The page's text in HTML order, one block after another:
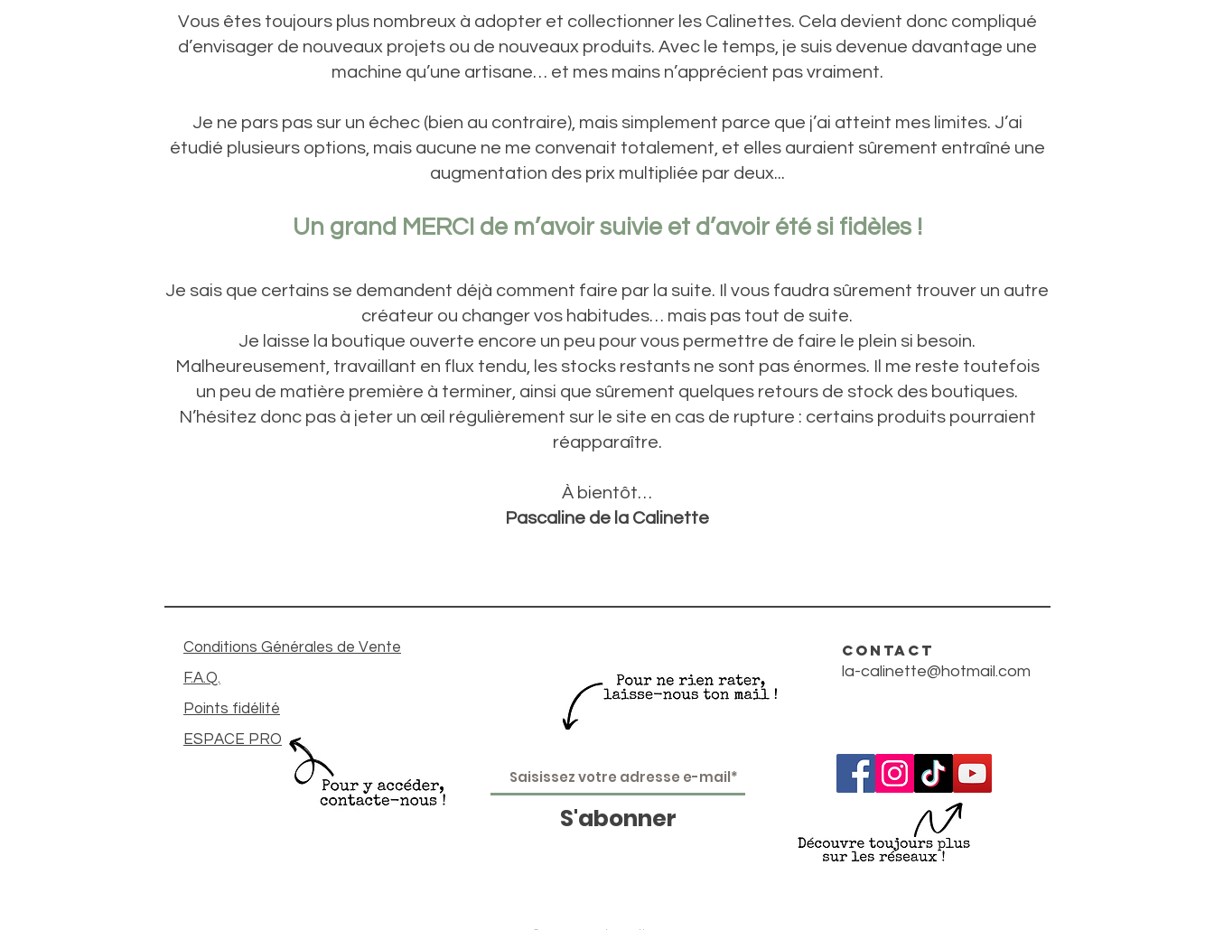
Vous êtes toujours plus nombreux à adopter et collectionner les Calinettes. Cela devient donc compliqué
d’envisager de nouveaux projets ou de nouveaux produits. Avec le temps, je suis devenue davantage une
machine qu’une artisane… et mes mains n’apprécient pas vraiment.
Je ne pars pas sur un échec (bien au contraire), mais simplement parce que j’ai atteint mes limites. J’ai
étudié plusieurs options, mais aucune ne me convenait totalement, et elles auraient sûrement entraîné une
augmentation des prix multipliée par deux...
Un grand MERCI de m’avoir suivie et d’avoir été si fidèles !
Je sais que certains se demandent déjà comment faire par la suite. Il vous faudra sûrement trouver un autre
créateur ou changer vos habitudes… mais pas tout de suite.
Je laisse la boutique ouverte encore un peu pour vous permettre de faire le plein si besoin.
Malheureusement, travaillant en flux tendu, les stocks restants ne sont pas énormes. Il me reste toutefois
un peu de matière première à terminer, ainsi que sûrement quelques retours de stock des boutiques.
N’hésitez donc pas à jeter un œil régulièrement sur le site en cas de rupture : certains produits pourraient
réapparaître.
À bientôt…
Pascaline de la Calinette
Conditions Générales de Vente
F.A.Q.
Points fidélité
ESPACE PRO
S'abonner
CONTACT
la-calinette@hotmail.com